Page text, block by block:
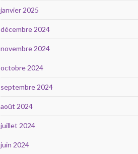
janvier 2025
décembre 2024
novembre 2024
octobre 2024
septembre 2024
août 2024
juillet 2024
juin 2024